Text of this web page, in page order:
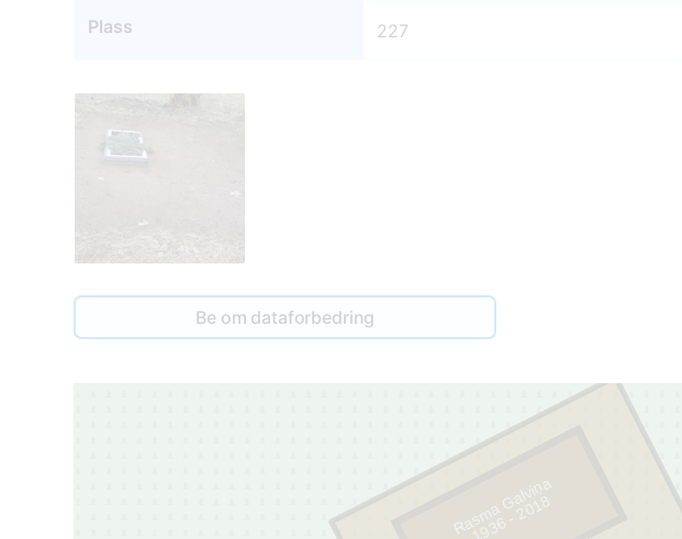
Plass 227
Be om dataforbedring
Rasma Galviņa
8